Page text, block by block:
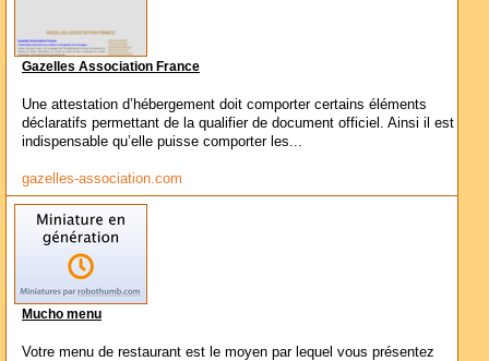
Gazelles Association France
Une attestation d’hébergement doit comporter certains éléments
déclaratifs permettant de la qualifier de document officiel. Ainsi il est
indispensable qu’elle puisse comporter les...
gazelles-association.com
Mucho menu
Votre menu de restaurant est le moyen par lequel vous présentez